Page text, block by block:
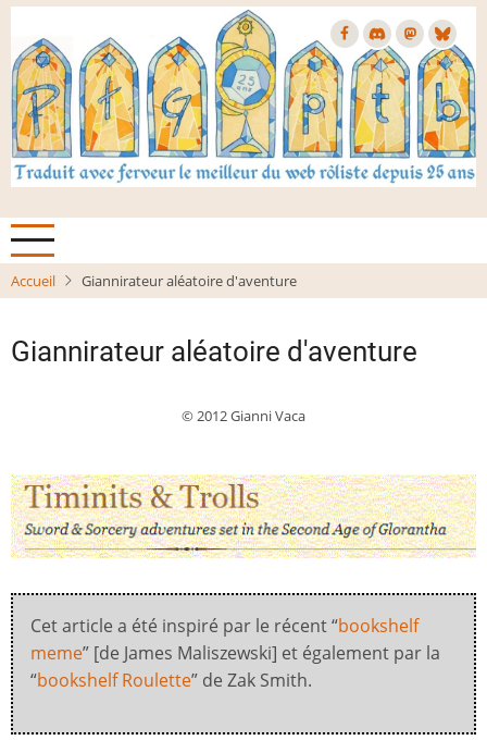
Aller
contenu
principal
Accueil Giannirateur aléatoire d'aventure
Giannirateur aléatoire d'aventure
© 2012 Gianni Vaca
Cet article a été inspiré par le récent “bookshelf
meme” [de James Maliszewski] et également par la
“bookshelf Roulette” de Zak Smith.